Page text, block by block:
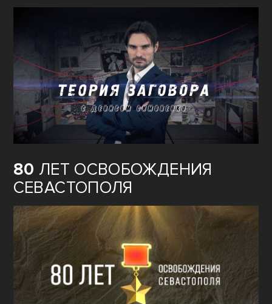
80 ЛЕТ ОСВОБОЖДЕНИЯ
СЕВАСТОПОЛЯ